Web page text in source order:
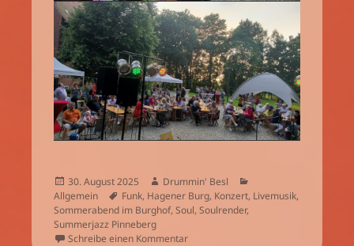
Veröffentlicht
am
30. August 2025 Autor
Drummin' Besl
Allgemein
Schlagwörter
Funk, Hagener Burg, Konzert, Livemusik,
Sommerabend im Burghof,Soul,Soulrender,
Summerjazz Pinneberg
Schreibe einen Kommentarzu Ein paar Bilder vom Auftritt in